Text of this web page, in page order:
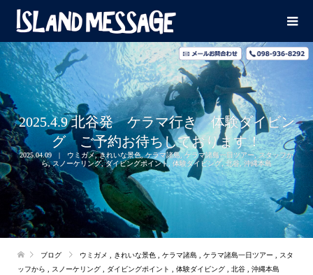
2025.4.9 北谷発 ケラマ行き 体験ダイビン
グ ご予約お待ちしております！
2025.04.09 ウミガメ,きれいな景色,ケラマ諸島,ケラマ諸島一日ツアー,スタッフか
ら,スノーケリング,ダイビングポイント 体験ダイビング,北谷 沖縄本島
ブログ ウミガメ きれいな景色 ケラマ諸島 ケラマ諸島一日ツアー
スタ
ッフから
スノーケリング ダイビングポイント 体験ダイビング 北谷
沖縄本島